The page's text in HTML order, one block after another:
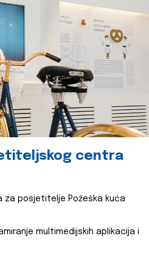
centra
za posjetitelje Požeška kuća
multimedijskih aplikacija i